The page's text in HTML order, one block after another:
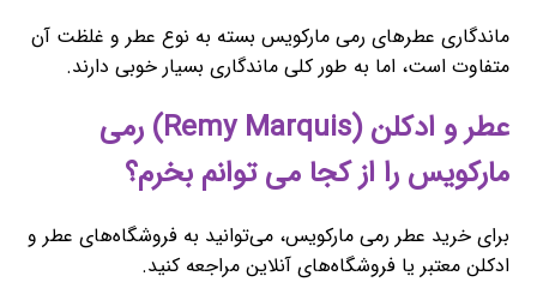
ماندگاری عطرهای رمی مارکویس بسته به نوع عطر و غلظت آن
متفاوت است، اما به طور کلی ماندگاری بسیار خوبی دارند.
عطر و ادکلن (Remy Marquis) رمی
مارکویس را از کجا می توانم بخرم؟
برای خرید عطر رمی مارکویس، می‌توانید به فروشگاه‌های عطر و
ادکلن معتبر یا فروشگاه‌های آنلاین مراجعه کنید.